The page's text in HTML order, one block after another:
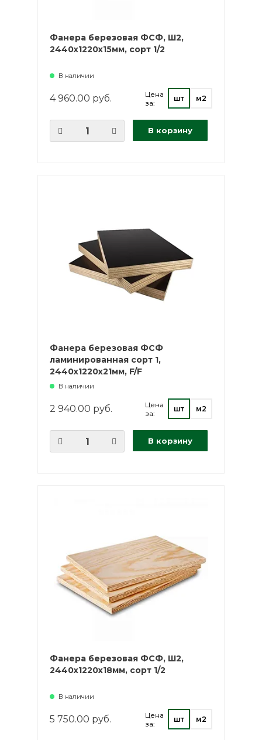
Фанера березовая ФСФ, Ш2,
2440х1220х15мм, сорт 1/2
В наличии
4 960.00 руб.
Цена
за:
шт м2
В корзину
Фанера березовая ФСФ
ламинированная сорт 1,
2440х1220х21мм, F/F
В наличии
2 940.00 руб.
Цена
за:
шт м2
В корзину
Фанера березовая ФСФ, Ш2,
2440х1220х18мм, сорт 1/2
В наличии
5 750.00 руб.
Цена
за:
шт м2